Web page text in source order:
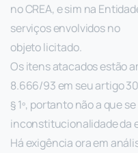
no CREA, e sim na
serviços envolvidos no
objeto licitado.
Os itens atacados estão
8.666/93 em seu artigo
§ 1º, portanto não a que
inconstitucionalidade da
Há exigência ora em